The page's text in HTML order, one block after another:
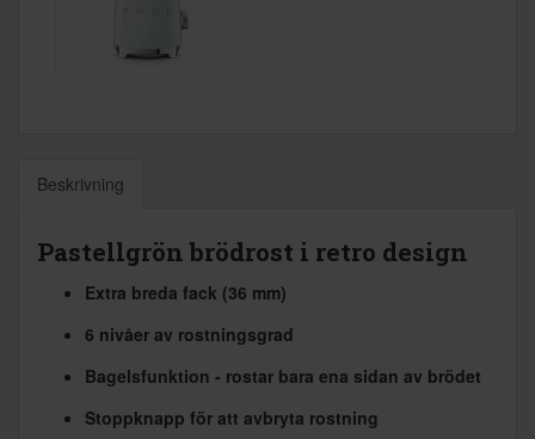
Beskrivning
Pastellgrön brödrost i retro design
Extra breda fack (36 mm)
6 nivåer av rostningsgrad
Bagelsfunktion - rostar bara ena sidan av brödet
Stoppknapp för att avbryta rostning